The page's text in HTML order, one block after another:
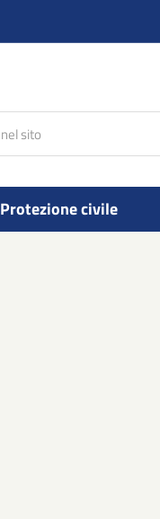
Protezione civile